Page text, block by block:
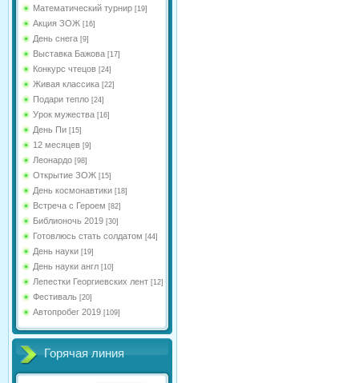
Математический турнир [19]
Акция ЗОЖ [16]
День снега [9]
Выставка Бажова [17]
Конкурс чтецов [24]
Живая классика [22]
Подари тепло [24]
Урок мужества [16]
День Пи [15]
12 месяцев [9]
Леонардо [98]
Открытие ЗОЖ [15]
День космонавтики [18]
Встреча с Героем [82]
Библионочь 2019 [30]
Готовлюсь стать солдатом [44]
День науки [19]
День науки англ [10]
Лепестки Георгиевских лент [12]
Фестиваль [20]
Автопробег 2019 [109]
Горячая линия